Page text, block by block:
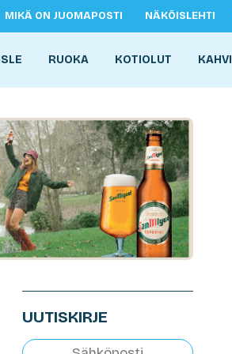
MIKÄ ON JUOMAPOSTI NÄKÖISLEHTI
RUOKA KOTIOLUT KAHVI
UUTISKIRJE